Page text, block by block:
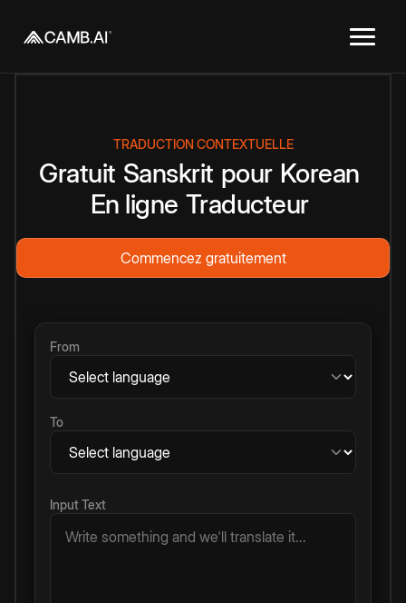
TRADUCTION CONTEXTUELLE
Gratuit Sanskrit pour Korean
En ligne Traducteur
Commencez gratuitement
From
To
Input Text